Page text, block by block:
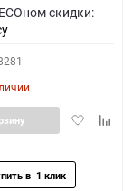
скидки:
Добавить